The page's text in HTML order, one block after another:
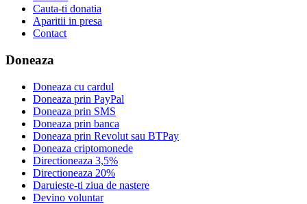
Cauta-ti donatia
Aparitii in presa
Contact
Doneaza
Doneaza cu cardul
Doneaza prin PayPal
Doneaza prin SMS
Doneaza prin banca
Doneaza prin Revolut sau BTPay
Doneaza criptomonede
Directioneaza 3,5%
Directioneaza 20%
Daruieste-ti ziua de nastere
Devino voluntar